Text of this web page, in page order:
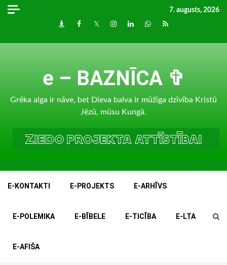
Skip
7. augusts, 2026
DraugiemFacebook
TwitterInstagram
LinkedInwhatsapp
RSS
e – BAZNĪCA ✞
Grēka alga ir nāve, bet Dieva balva ir mūžīga dzīvība Kristū
Jēzū, mūsu Kungā.
E-KONTAKTI E-PROJEKTS E-ARHĪVS
E-POLEMIKA E-BĪBELE E-TICĪBA E-LTA
E-AFIŠA